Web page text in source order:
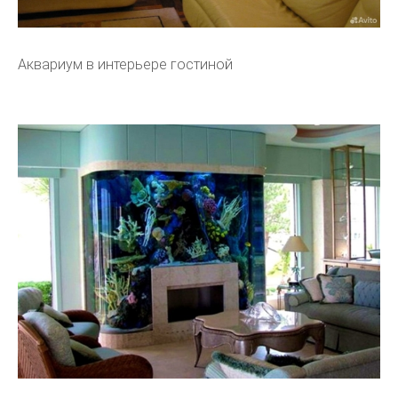
Аквариум в интерьере гостиной